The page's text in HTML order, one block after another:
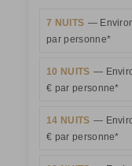
7 NUITS —
par personne*
10 NUITS —
€ par personne*
14 NUITS —
€ par personne*